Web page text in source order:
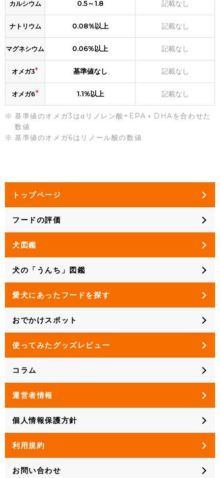
カルシウム 0.5～1.8 記載なし
ナトリウム 0.08%以上 記載なし
マグネシウム 0.06%以上 記載なし
オメガ3* 基準値なし 記載なし
オメガ6* 1.1%以上 記載なし
基準値のオメガ3はαリノレン酸+EPA＋DHAを合わせた
数値
基準値のオメガ6はリノール酸の数値
トップページ
フードの評価
犬図鑑
犬の「うんち」図鑑
愛犬にあったフードを探す
おでかけスポット
使ってみたグッズレビュー
コラム
運営者情報
個人情報保護方針
利用規約
お問い合わせ